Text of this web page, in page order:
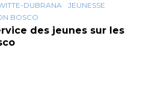
DUBRANA
JEUNESSE
BOSCO
des jeunes sur les